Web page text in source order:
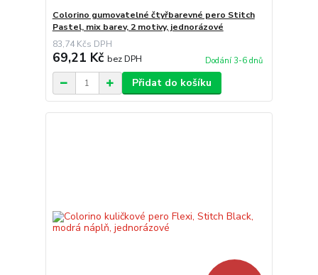
Colorino gumovatelné čtyřbarevné pero Stitch
Pastel, mix barev, 2 motivy, jednorázové
83,74 Kč
69,21 Kč bez DPH Dodání 3-6 dnů
Přidat do košíku